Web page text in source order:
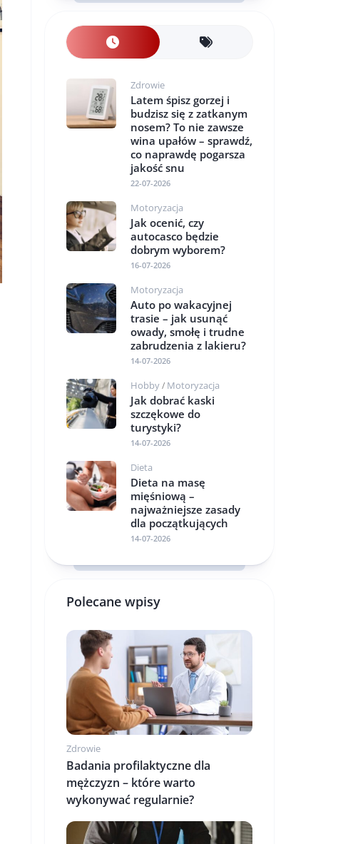
Zdrowie
Latem śpisz gorzej i
budzisz się z zatkanym
nosem? To nie zawsze
wina upałów – sprawdź,
co naprawdę pogarsza
jakość snu
22-07-2026
Motoryzacja
Jak ocenić, czy
autocasco będzie
dobrym wyborem?
16-07-2026
Motoryzacja
Auto po wakacyjnej
trasie – jak usunąć
owady, smołę i trudne
zabrudzenia z lakieru?
14-07-2026
Hobby/ Motoryzacja
Jak dobrać kaski
szczękowe do
turystyki?
14-07-2026
Dieta
Dieta na masę
mięśniową –
najważniejsze zasady
dla początkujących
14-07-2026
Polecane wpisy
Zdrowie
Badania profilaktyczne dla
mężczyzn – które warto
wykonywać regularnie?